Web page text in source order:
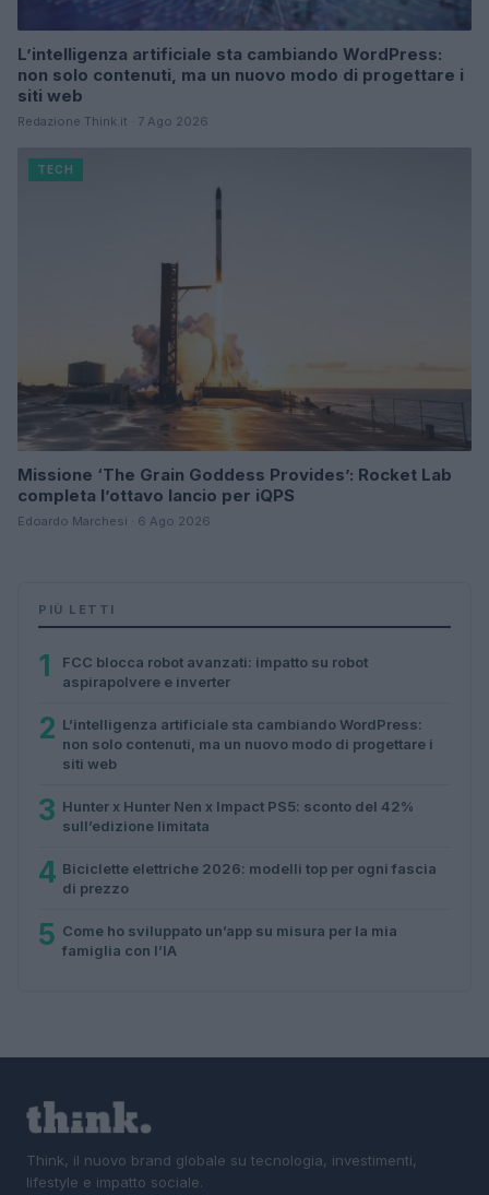
L’intelligenza artificiale sta cambiando WordPress:
non solo contenuti, ma un nuovo modo di progettare i
siti web
Redazione Think.it · 7 Ago 2026
TECH
Missione ‘The Grain Goddess Provides’: Rocket Lab
completa l’ottavo lancio per iQPS
Edoardo Marchesi · 6 Ago 2026
PIÙ LETTI
1
FCC blocca robot avanzati: impatto su robot
aspirapolvere e inverter
2 L’intelligenza artificiale sta cambiando WordPress:
non solo contenuti, ma un nuovo modo di progettare i
siti web
3 Hunter x Hunter Nen x Impact PS5: sconto del 42%
sull’edizione limitata
4 Biciclette elettriche 2026: modelli top per ogni fascia
di prezzo
5 Come ho sviluppato un’app su misura per la mia
famiglia con l’IA
Think, il nuovo brand globale su tecnologia, investimenti,
lifestyle e impatto sociale.